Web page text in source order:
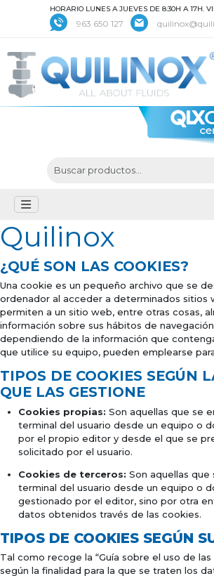
HORARIO LUNES A JUEVES DE 8:30H A 17H.
963 650 127
Quilinox
¿QUÉ SON LAS COOKIES?
Una cookie es un pequeño archivo que se
ordenador al acceder a determinados sitios
permiten a un sitio web, entre otras cosas,
información sobre sus hábitos de
dependiendo de la información que
que utilice su equipo, pueden emplearse
TIPOS DE COOKIES SEGÚN
QUE LAS GESTIONE
Cookies propias: Son aquellas que se
terminal del usuario desde un equipo o
por el propio editor y desde el que se
solicitado por el usuario.
Cookies de terceros: Son aquellas que
terminal del usuario desde un equipo o
gestionado por el editor, sino por otra
datos obtenidos través de las cookies.
TIPOS DE COOKIES SEGÚN
Tal como recoge la “Guía sobre el uso de
según la finalidad para la que se traten los